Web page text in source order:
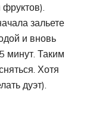
зальете
и вновь
минут. Таким
Хотя
дуэт).